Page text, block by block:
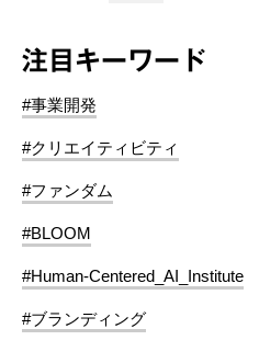
注目キーワード
#事業開発
#クリエイティビティ
#ファンダム
#BLOOM
#Human-Centered_AI_Institute
#ブランディング